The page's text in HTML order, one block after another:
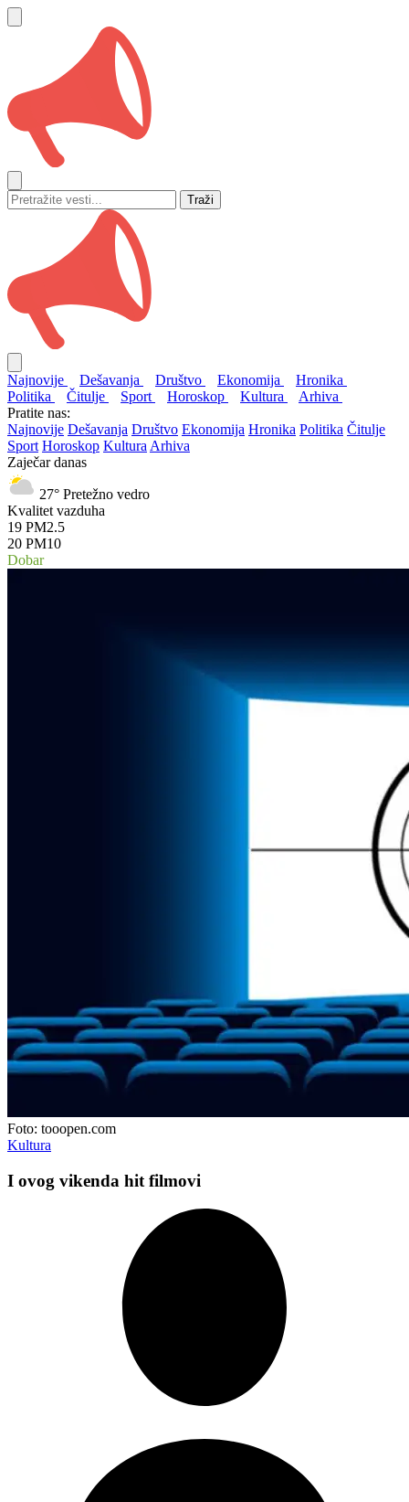
Traži
Najnovije Dešavanja Društvo Ekonomija
Hronika
Politika
Čitulje Sport Horoskop Kultura
Arhiva
Pratite nas:
Najnovije Dešavanja Društvo Ekonomija Hronika Politika Čitulje
Sport Horoskop Kultura Arhiva
Zaječar danas
27° Pretežno vedro
Kvalitet vazduha
19 PM2.5
20 PM10
Dobar
Foto: tooopen.com
Kultura
I ovog vikenda hit filmovi